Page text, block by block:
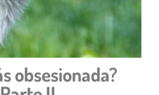
obsesionada?